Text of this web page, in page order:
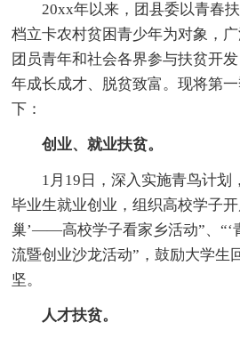
20xx年以来，团县委以青春
档立卡农村贫困青少年为对象，广
团员青年和社会各界参与扶贫开
年成长成才、脱贫致富。现将第
下：
创业、就业扶贫。
1月19日，深入实施青鸟计划
毕业生就业创业，组织高校学子开
巢’——高校学子看家乡活动”、
流暨创业沙龙活动”，鼓励大学生
坚。
人才扶贫。